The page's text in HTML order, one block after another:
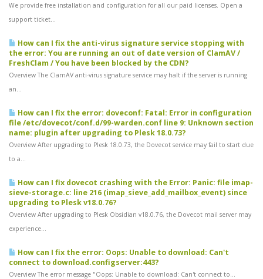
We provide free installation and configuration for all our paid licenses. Open a
support ticket...
How can I fix the anti-virus signature service stopping with
the error: You are running an out of date version of ClamAV /
FreshClam / You have been blocked by the CDN?
Overview The ClamAV anti-virus signature service may halt if the server is running
an...
How can I fix the error: doveconf: Fatal: Error in configuration
file /etc/dovecot/conf.d/99-warden.conf line 9: Unknown section
name: plugin after upgrading to Plesk 18.0.73?
Overview After upgrading to Plesk 18.0.73, the Dovecot service may fail to start due
to a...
How can I fix dovecot crashing with the Error: Panic: file imap-
sieve-storage.c: line 216 (imap_sieve_add_mailbox_event) since
upgrading to Plesk v18.0.76?
Overview After upgrading to Plesk Obsidian v18.0.76, the Dovecot mail server may
experience...
How can I fix the error: Oops: Unable to download: Can't
connect to download.configserver:443?
Overview The error message "Oops: Unable to download: Can't connect to...